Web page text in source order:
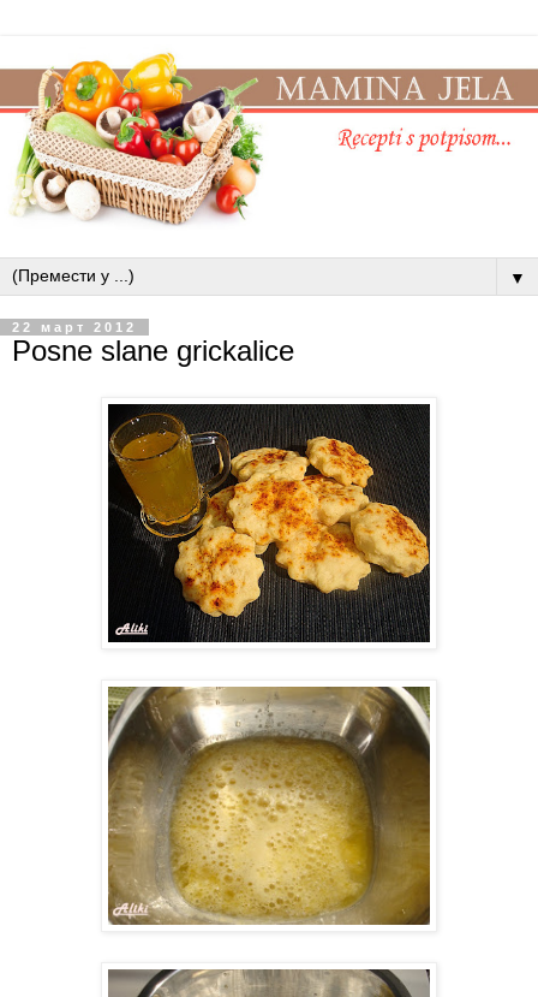
▼
22 март 2012
Posne slane grickalice